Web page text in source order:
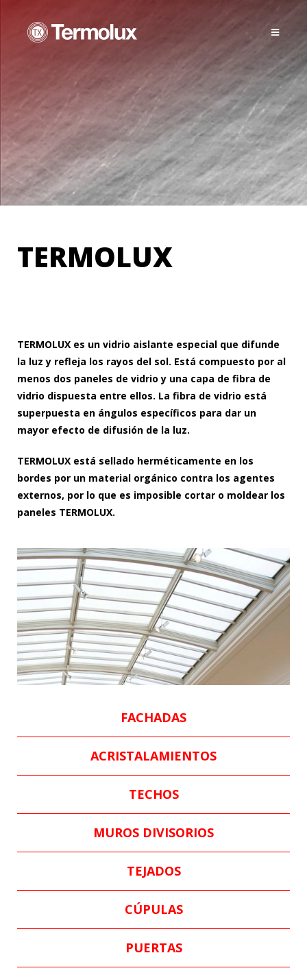
TERMOLUX
TERMOLUX es un vidrio aislante especial que difunde
la luz y refleja los rayos del sol. Está compuesto por al
menos dos paneles de vidrio y una capa de fibra de
vidrio dispuesta entre ellos. La fibra de vidrio está
superpuesta en ángulos específicos para dar un
mayor efecto de difusión de la luz.
TERMOLUX está sellado herméticamente en los
bordes por un material orgánico contra los agentes
externos, por lo que es imposible cortar o moldear los
paneles TERMOLUX.
FACHADAS
ACRISTALAMIENTOS
TECHOS
MUROS DIVISORIOS
TEJADOS
CÚPULAS
PUERTAS